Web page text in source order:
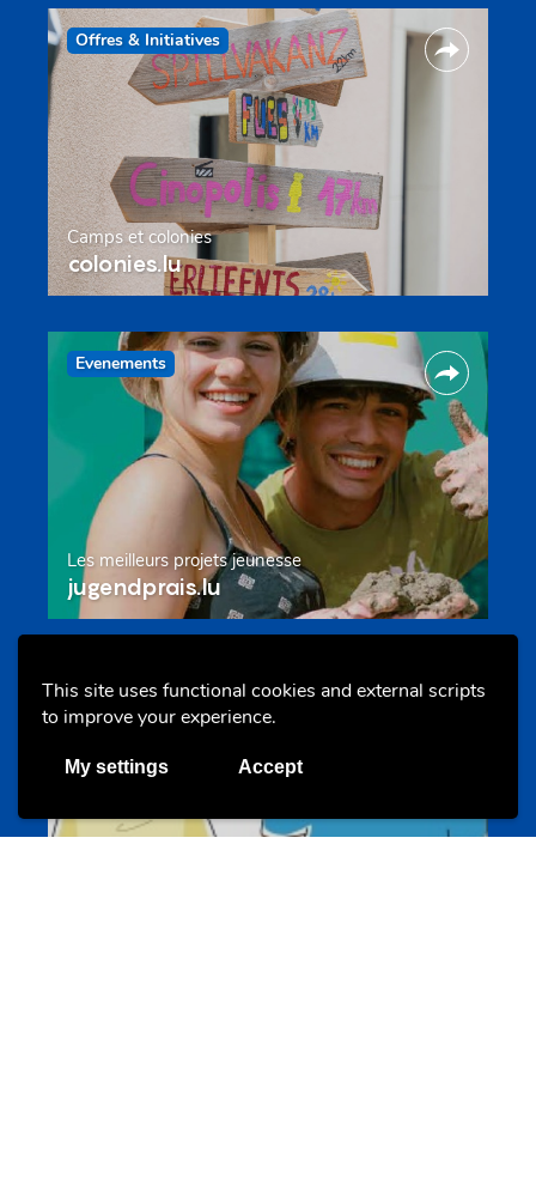
This site uses functional cookies and external scripts
to improve your experience.
My settings Accept
Offres & Initiatives
Camps et colonies
colonies.lu
Evenements
Les meilleurs projets jeunesse
jugendprais.lu
Offres & Initiatives